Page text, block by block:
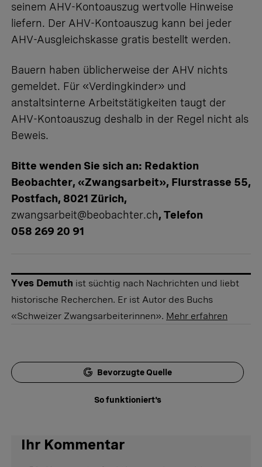
seinem AHV-Kontoauszug wertvolle Hinweise
liefern. Der AHV-Kontoauszug kann bei jeder
AHV-Ausgleichskasse gratis bestellt werden.
Bauern haben üblicherweise der AHV nichts
gemeldet. Für «Verdingkinder» und
anstaltsinterne Arbeitstätigkeiten taugt der
AHV-Kontoauszug deshalb in der Regel nicht als
Beweis.
Bitte wenden Sie sich an: Redaktion
Beobachter, «Zwangsarbeit», Flurstrasse 55,
Postfach, 8021 Zürich,
zwangsarbeit@beobachter.ch, Telefon
058 269 20 91
Yves Demuth ist süchtig nach Nachrichten und liebt
historische Recherchen. Er ist Autor des Buchs
«Schweizer Zwangsarbeiterinnen». Mehr erfahren
Bevorzugte Quelle
So funktioniert's
Ihr Kommentar